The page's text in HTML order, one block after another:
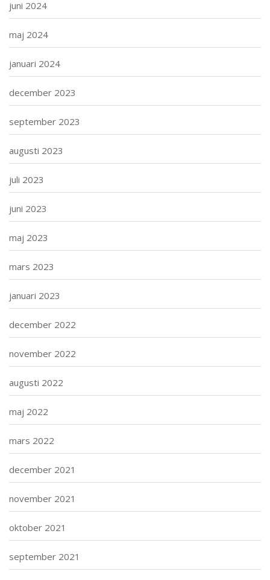
juni 2024
maj 2024
januari 2024
december 2023
september 2023
augusti 2023
juli 2023
juni 2023
maj 2023
mars 2023
januari 2023
december 2022
november 2022
augusti 2022
maj 2022
mars 2022
december 2021
november 2021
oktober 2021
september 2021